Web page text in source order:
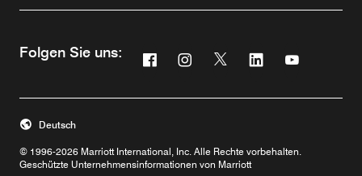
Folgen Sie uns: Facebook
Opens a new window
Instagram
Opens a new window
Twitter
Opens a new window
Linkedin
Opens a new
Opens a
© 1996-2026 Marriott International, Inc. Alle Rechte vorbehalten.
Geschützte Unternehmensinformationen von Marriott
Deutsch